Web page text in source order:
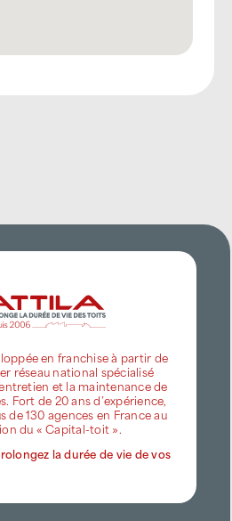
en franchise à partir de
réseau national spécialisé
et la maintenance de
Fort de 20 ans d’expérience,
de 130 agences en France au
du « Capital-toit ».
la durée de vie de vos